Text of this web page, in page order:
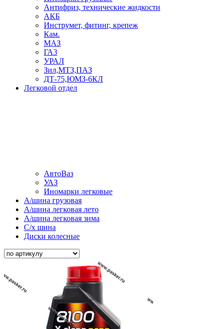
Антифриз, технические жидкости
АКБ
Инструмет, фитинг, крепеж
Кам.
МАЗ
ГА3
УРАЛ
Зил,МТЗ,ПАЗ
ДТ-75,ЮМЗ-6КЛ
Легковой отдел
АвтоВаз
УАЗ
Иномарки легковые
А/шина грузовая
А/шина легковая лето
А/шина легковая зима
С/х шина
Диски колесные